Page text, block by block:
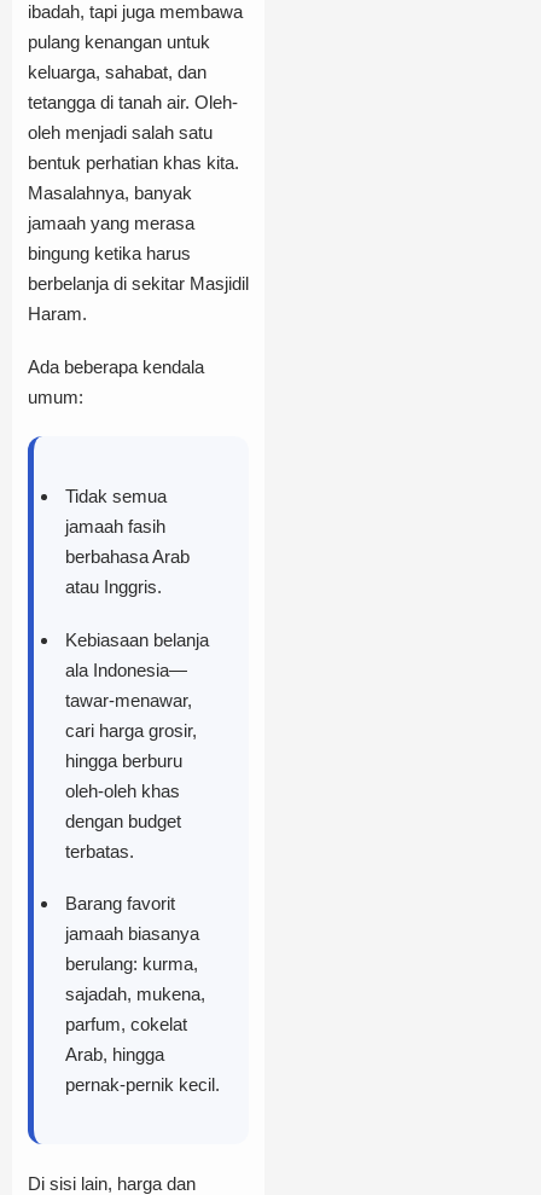
ibadah, tapi juga membawa
pulang kenangan untuk
keluarga, sahabat, dan
tetangga di tanah air. Oleh-
oleh menjadi salah satu
bentuk perhatian khas kita.
Masalahnya, banyak
jamaah yang merasa
bingung ketika harus
berbelanja di sekitar Masjidil
Haram.
Ada beberapa kendala
umum:
Tidak semua
jamaah fasih
berbahasa Arab
atau Inggris.
Kebiasaan belanja
ala Indonesia—
tawar-menawar,
cari harga grosir,
hingga berburu
oleh-oleh khas
dengan budget
terbatas.
Barang favorit
jamaah biasanya
berulang: kurma,
sajadah, mukena,
parfum, cokelat
Arab, hingga
pernak-pernik kecil.
Di sisi lain, harga dan